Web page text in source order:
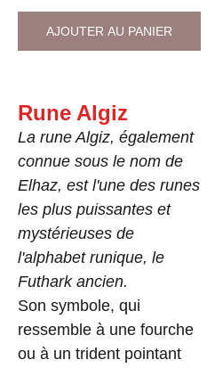
AJOUTER AU PANIER
Rune Algiz
La rune Algiz, également
connue sous le nom de
Elhaz, est l'une des runes
les plus puissantes et
mystérieuses de
l'alphabet runique, le
Futhark ancien.
Son symbole, qui
ressemble à une fourche
ou à un trident pointant